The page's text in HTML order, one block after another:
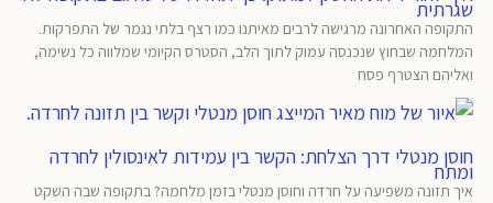
שגרתית
התקופה האחרונה מרגישה לרבים מאיתנו כמו רצף בלתי נגמר של התפרקות.
המלחמה שבחוץ שנכנסה עמוק לתוך הלב, הסטרס הקיומי שמלווה כל נשימה,
ואליהם הצטרף פסח
חוסן מנטלי דרך הצלחת: הקשר בין עמידות לאינסולין לחרדה
ומתח
איך תזונה משפיעה על חרדה וחוסן מנטלי בזמן מלחמה? בתקופה שבה השקט